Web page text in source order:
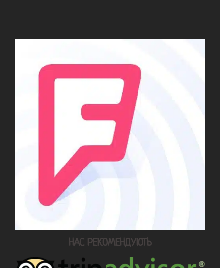
НАС РЕКОМЕНДУЮТЬ